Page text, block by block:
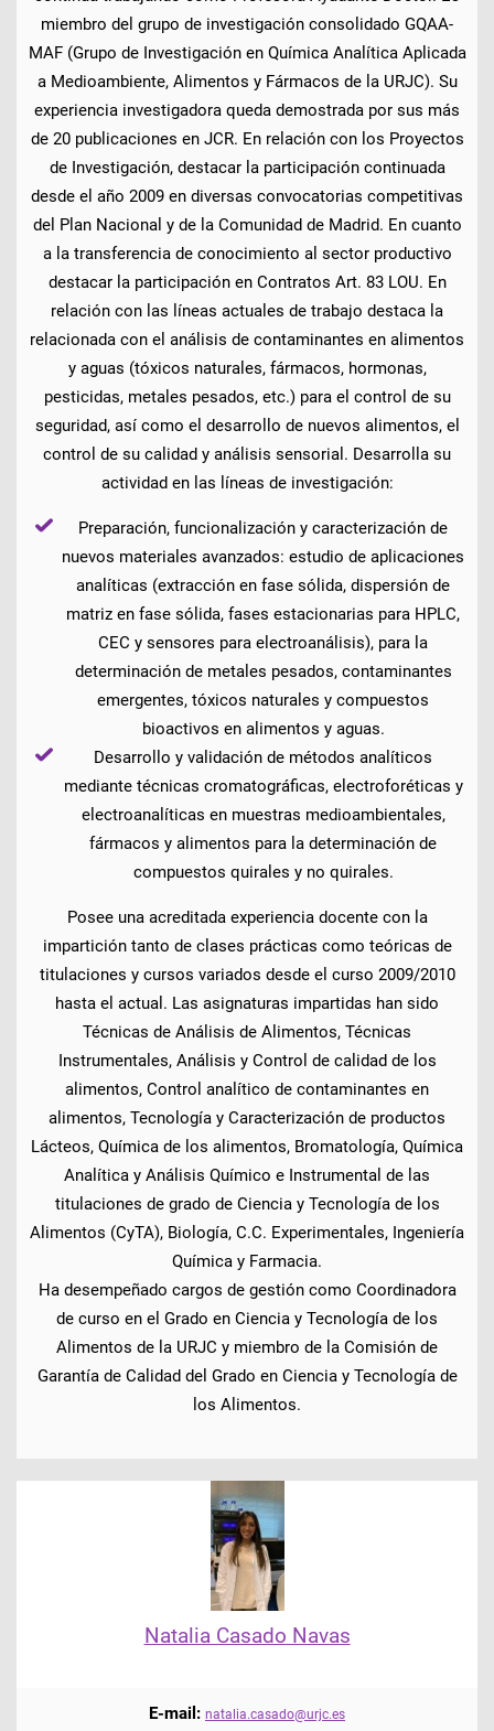
miembro del grupo de investigación consolidado GQAA-
MAF (Grupo de Investigación en Química Analítica Aplicada
a Medioambiente, Alimentos y Fármacos de la URJC). Su
experiencia investigadora queda demostrada por sus más
de 20 publicaciones en JCR. En relación con los Proyectos
de Investigación, destacar la participación continuada
desde el año 2009 en diversas convocatorias competitivas
del Plan Nacional y de la Comunidad de Madrid. En cuanto
a la transferencia de conocimiento al sector productivo
destacar la participación en Contratos Art. 83 LOU. En
relación con las líneas actuales de trabajo destaca la
relacionada con el análisis de contaminantes en alimentos
y aguas (tóxicos naturales, fármacos, hormonas,
pesticidas, metales pesados, etc.) para el control de su
seguridad, así como el desarrollo de nuevos alimentos, el
control de su calidad y análisis sensorial. Desarrolla su
actividad en las líneas de investigación:
Preparación, funcionalización y caracterización de
nuevos materiales avanzados: estudio de aplicaciones
analíticas (extracción en fase sólida, dispersión de
matriz en fase sólida, fases estacionarias para HPLC,
CEC y sensores para electroanálisis), para la
determinación de metales pesados, contaminantes
emergentes, tóxicos naturales y compuestos
bioactivos en alimentos y aguas.
Desarrollo y validación de métodos analíticos
mediante técnicas cromatográficas, electroforéticas y
electroanalíticas en muestras medioambientales,
fármacos y alimentos para la determinación de
compuestos quirales y no quirales.
Posee una acreditada experiencia docente con la
impartición tanto de clases prácticas como teóricas de
titulaciones y cursos variados desde el curso 2009/2010
hasta el actual. Las asignaturas impartidas han sido
Técnicas de Análisis de Alimentos, Técnicas
Instrumentales, Análisis y Control de calidad de los
alimentos, Control analítico de contaminantes en
alimentos, Tecnología y Caracterización de productos
Lácteos, Química de los alimentos, Bromatología, Química
Analítica y Análisis Químico e Instrumental de las
titulaciones de grado de Ciencia y Tecnología de los
Alimentos (CyTA), Biología, C.C. Experimentales, Ingeniería
Química y Farmacia.
Ha desempeñado cargos de gestión como Coordinadora
de curso en el Grado en Ciencia y Tecnología de los
Alimentos de la URJC y miembro de la Comisión de
Garantía de Calidad del Grado en Ciencia y Tecnología de
los Alimentos.
Natalia Casado Navas
E-mail: natalia.casado@urjc.es